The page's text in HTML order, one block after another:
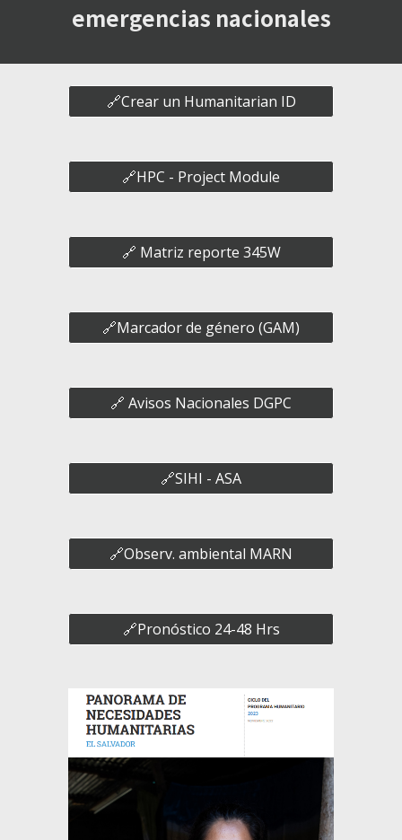
emergencias nacionales
🔗Crear un Humanitarian ID
🔗HPC - Project Module
🔗 Matriz reporte 345W
🔗Marcador de género (GAM)
🔗 Avisos Nacionales DGPC
🔗SIHI - ASA
🔗Observ. ambiental MARN
🔗Pronóstico 24-48 Hrs